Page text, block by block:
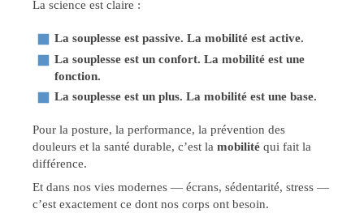
La science est claire :
La souplesse est passive. La mobilité est active.
La souplesse est un confort. La mobilité est une
fonction.
La souplesse est un plus. La mobilité est une base.
Pour la posture, la performance, la prévention des
douleurs et la santé durable, c’est la mobilité qui fait la
différence.
Et dans nos vies modernes — écrans, sédentarité, stress —
c’est exactement ce dont nos corps ont besoin.